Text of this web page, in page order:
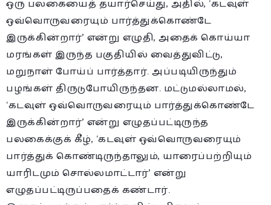
ஒரு பலகையைத் தயார்செய்து, அதில், ‘கடவுள்
ஒவ்வொருவரையும் பார்த்துக்கொண்டே
இருக்கின்றார்’ என்று எழுதி, அதைக் கொய்யா
மரங்கள் இருந்த பகுதியில் வைத்துவிட்டு,
மறுநாள் போய்ப் பார்த்தார். அப்படியிருந்தும்
பழங்கள் திருடுபோயிருந்தன. மட்டுமல்லாமல்,
‘கடவுள் ஒவ்வொருவரையும் பார்த்துக்கொண்டே
இருக்கின்றார்’ என்று எழுதப்பட்டிருந்த
பலகைக்குக் கீழ், ‘கடவுள் ஒவ்வொருவரையும்
பார்த்துக் கொண்டிருந்தாலும், யாரைப்பற்றியும்
யாரிடமும் சொல்லமாட்டார்’ என்று
எழுதப்பட்டிருப்பதைக் கண்டார்.